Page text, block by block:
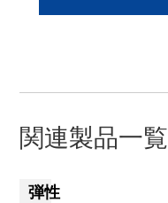
関連製品一覧
弾性